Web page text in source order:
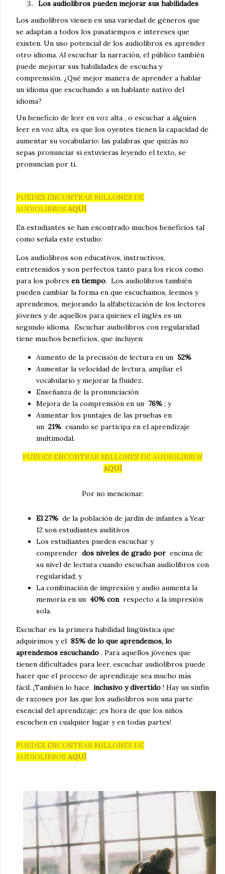
Los audiolibros pueden mejorar sus habilidades
Los audiolibros vienen en una variedad de géneros que
se adaptan a todos los pasatiempos e intereses que
existen. Un uso potencial de los audiolibros es aprender
otro idioma. Al escuchar la narración, el público también
puede mejorar sus habilidades de escucha y
comprensión. ¿Qué mejor manera de aprender a hablar
un idioma que escuchando a un hablante nativo del
idioma?
Un beneficio de leer en voz alta , o escuchar a alguien
leer en voz alta, es que los oyentes tienen la capacidad de
aumentar su vocabulario: las palabras que quizás no
sepas pronunciar si estuvieras leyendo el texto, se
pronuncian por ti.
PUEDES ENCONTRAR MILLONES DE
AUDIOLIBROS AQUÍ
En estudiantes se han encontrado muchos beneficios tal
como señala este estudio:
Los audiolibros son educativos, instructivos,
entretenidos y son perfectos tanto para los ricos como
para los pobres en tiempo. Los audiolibros también
pueden cambiar la forma en que escuchamos, leemos y
aprendemos, mejorando la alfabetización de los lectores
jóvenes y de aquellos para quienes el inglés es un
segundo idioma. Escuchar audiolibros con regularidad
tiene muchos beneficios, que incluyen:
Aumento de la precisión de lectura en un 52%
Aumentar la velocidad de lectura, ampliar el
vocabulario y mejorar la fluidez.
Enseñanza de la pronunciación
Mejora de la comprensión en un 76% ; y
Aumentar los puntajes de las pruebas en
un 21% cuando se participa en el aprendizaje
multimodal.
PUEDES ENCONTRAR MILLONES DE AUDIOLIBROS
AQUÍ
Por no mencionar:
El 27% de la población de jardín de infantes a Year
12 son estudiantes auditivos
Los estudiantes pueden escuchar y
comprender dos niveles de grado por encima de
su nivel de lectura cuando escuchan audiolibros con
regularidad; y
La combinación de impresión y audio aumenta la
memoria en un 40% conrespecto a la impresión
sola.
Escuchar es la primera habilidad lingüística que
adquirimos y el 85% de lo que aprendemos, lo
aprendemos escuchando . Para aquellos jóvenes que
tienen dificultades para leer, escuchar audiolibros puede
hacer que el proceso de aprendizaje sea mucho más
fácil. ¡También lo hace inclusivo y divertido ! Hay un sinfín
de razones por las que los audiolibros son una parte
esencial del aprendizaje: ¡es hora de que los niños
escuchen en cualquier lugar y en todas partes!
PUEDES ENCONTRAR MILLONES DE
AUDIOLIBROS AQUÍ